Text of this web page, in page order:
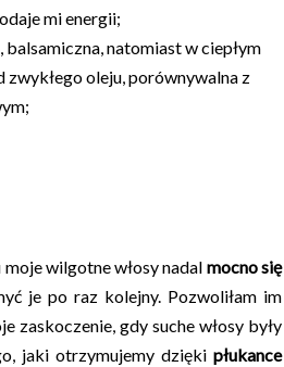
mi energii;
natomiast w ciepłym
zwykłego oleju, porównywalna z
wilgotne włosy nadal mocno się
je po raz kolejny. Pozwoliłam im
zaskoczenie, gdy suche włosy były
jaki otrzymujemy dziękipłukance